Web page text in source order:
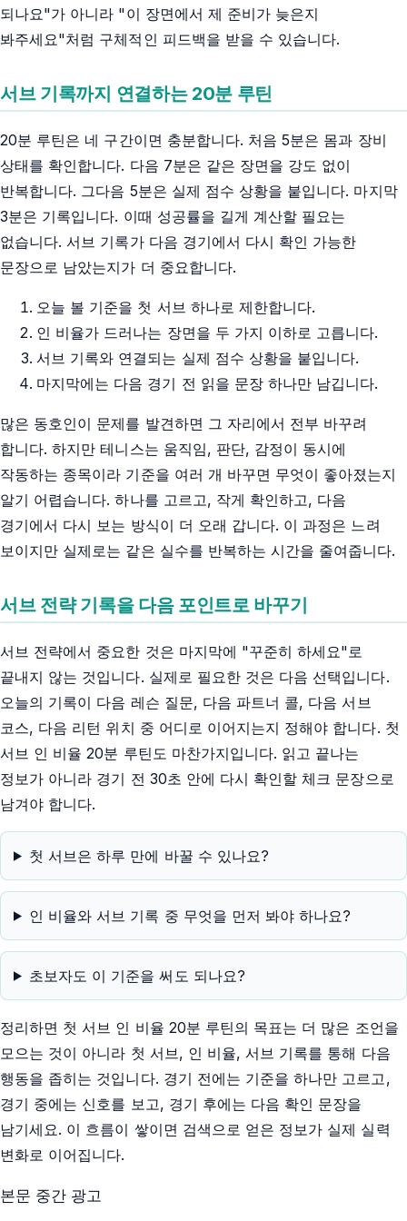
되나요"가 아니라 "이 장면에서 제 준비가 늦은지
봐주세요"처럼 구체적인 피드백을 받을 수 있습니다.
서브 기록까지 연결하는 20분 루틴
20분 루틴은 네 구간이면 충분합니다. 처음 5분은 몸과 장비
상태를 확인합니다. 다음 7분은 같은 장면을 강도 없이
반복합니다. 그다음 5분은 실제 점수 상황을 붙입니다. 마지막
3분은 기록입니다. 이때 성공률을 길게 계산할 필요는
없습니다. 서브 기록가 다음 경기에서 다시 확인 가능한
문장으로 남았는지가 더 중요합니다.
오늘 볼 기준을 첫 서브 하나로 제한합니다.
인 비율가 드러나는 장면을 두 가지 이하로 고릅니다.
서브 기록와 연결되는 실제 점수 상황을 붙입니다.
마지막에는 다음 경기 전 읽을 문장 하나만 남깁니다.
많은 동호인이 문제를 발견하면 그 자리에서 전부 바꾸려
합니다. 하지만 테니스는 움직임, 판단, 감정이 동시에
작동하는 종목이라 기준을 여러 개 바꾸면 무엇이 좋아졌는지
알기 어렵습니다. 하나를 고르고, 작게 확인하고, 다음
경기에서 다시 보는 방식이 더 오래 갑니다. 이 과정은 느려
보이지만 실제로는 같은 실수를 반복하는 시간을 줄여줍니다.
서브 전략 기록을 다음 포인트로 바꾸기
서브 전략에서 중요한 것은 마지막에 "꾸준히 하세요"로
끝내지 않는 것입니다. 실제로 필요한 것은 다음 선택입니다.
오늘의 기록이 다음 레슨 질문, 다음 파트너 콜, 다음 서브
코스, 다음 리턴 위치 중 어디로 이어지는지 정해야 합니다. 첫
서브 인 비율 20분 루틴도 마찬가지입니다. 읽고 끝나는
정보가 아니라 경기 전 30초 안에 다시 확인할 체크 문장으로
남겨야 합니다.
첫 서브은 하루 만에 바꿀 수 있나요?
인 비율와 서브 기록 중 무엇을 먼저 봐야 하나요?
초보자도 이 기준을 써도 되나요?
정리하면 첫 서브 인 비율 20분 루틴의 목표는 더 많은 조언을
모으는 것이 아니라 첫 서브, 인 비율, 서브 기록를 통해 다음
행동을 좁히는 것입니다. 경기 전에는 기준을 하나만 고르고,
경기 중에는 신호를 보고, 경기 후에는 다음 확인 문장을
남기세요. 이 흐름이 쌓이면 검색으로 얻은 정보가 실제 실력
변화로 이어집니다.
본문 중간 광고